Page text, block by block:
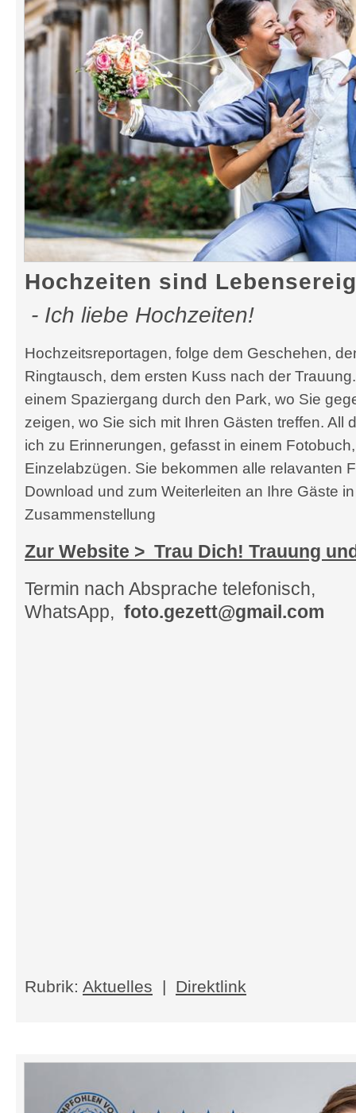
Hochzeiten sind
- Ich liebe Hochzeiten!
Hochzeitsreportagen, folge dem Geschehen,
Ringtausch, dem ersten Kuss nach der
einem Spaziergang durch den Park, wo Sie
zeigen, wo Sie sich mit Ihren Gästen treffen. All
ich zu Erinnerungen, gefasst in einem
Einzelabzügen. Sie bekommen alle relavanten
Download und zum Weiterleiten an Ihre Gäste
Zusammenstellung
Zur Website > Trau Dich! Trauung
Termin nach Absprache telefonisch,
WhatsApp, foto.gezett@gmail.com
Rubrik: Aktuelles | Direktlink